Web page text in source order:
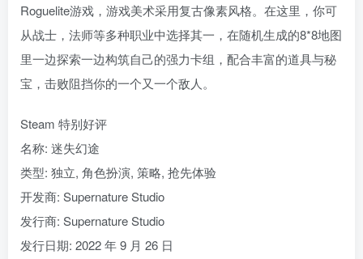
Roguelite游戏，游戏美术采用复古像素风格。在这里，你可
从战士，法师等多种职业中选择其一，在随机生成的8*8地图
里一边探索一边构筑自己的强力卡组，配合丰富的道具与秘
宝，击败阻挡你的一个又一个敌人。
Steam 特别好评
名称: 迷失幻途
类型: 独立, 角色扮演, 策略, 抢先体验
开发商: Supernature Studio
发行商: Supernature Studio
发行日期: 2022 年 9 月 26 日